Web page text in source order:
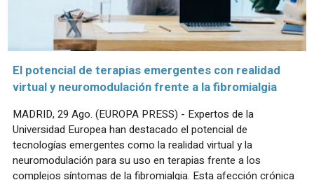
El potencial de terapias emergentes con realidad
virtual y neuromodulación frente a la fibromialgia
MADRID, 29 Ago. (EUROPA PRESS) - Expertos de la
Universidad Europea han destacado el potencial de
tecnologías emergentes como la realidad virtual y la
neuromodulación para su uso en terapias frente a los
complejos síntomas de la fibromialgia. Esta afección crónica